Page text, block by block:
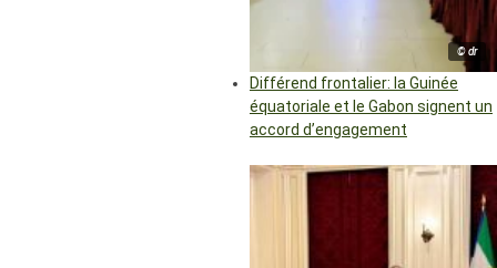
© dr
Différend frontalier: la Guinée
équatoriale et le Gabon signent un
accord d’engagement